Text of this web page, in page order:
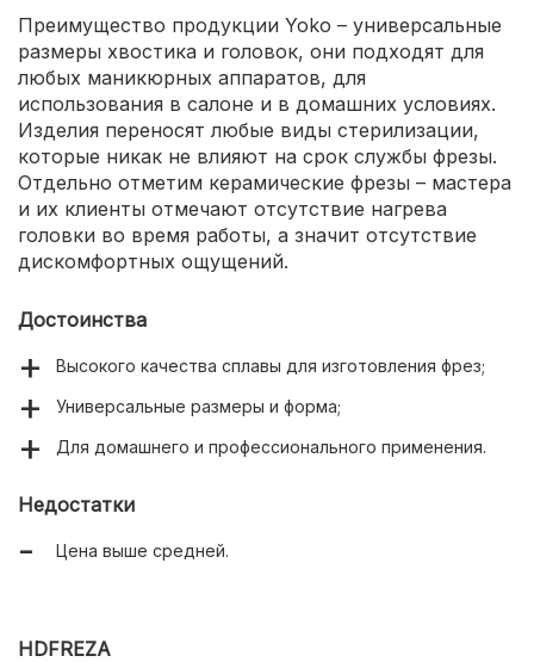
Преимущество продукции Yoko – универсальные
размеры хвостика и головок, они подходят для
любых маникюрных аппаратов, для
использования в салоне и в домашних условиях.
Изделия переносят любые виды стерилизации,
которые никак не влияют на срок службы фрезы.
Отдельно отметим керамические фрезы – мастера
и их клиенты отмечают отсутствие нагрева
головки во время работы, а значит отсутствие
дискомфортных ощущений.
Достоинства
Высокого качества сплавы для изготовления фрез;
Универсальные размеры и форма;
Для домашнего и профессионального применения.
Недостатки
Цена выше средней.
HDFREZA